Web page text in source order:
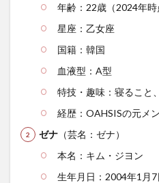
年齢：22歳（2024年時
星座：乙女座
国籍：韓国
血液型：A型
特技・趣味：寝ること
経歴：OAHSISの元メ
ゼナ （芸名：ゼナ）
本名：キム・ジヨン
生年月日：2004年1月7